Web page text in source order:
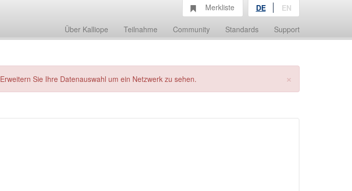
Über Kalliope Teilnahme Community Standards Support
Merkliste DE EN
×
Erweitern Sie Ihre Datenauswahl um ein Netzwerk zu sehen.